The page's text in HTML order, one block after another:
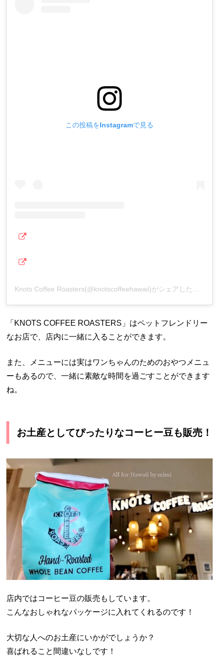
この投稿をInstagramで見る
「KNOTS COFFEE ROASTERS」はペットフレンドリー
なお店で、店内に一緒に入ることができます。
また、メニューには実はワンちゃんのためのおやつメニュ
ーもあるので、一緒に素敵な時間を過ごすことができます
ね。
お土産としてぴったりなコーヒー豆も販売！
店内ではコーヒー豆の販売もしています。
こんなおしゃれなパッケージに入れてくれるのです！
大切な人へのお土産にいかがでしょうか？
喜ばれること間違いなしです！